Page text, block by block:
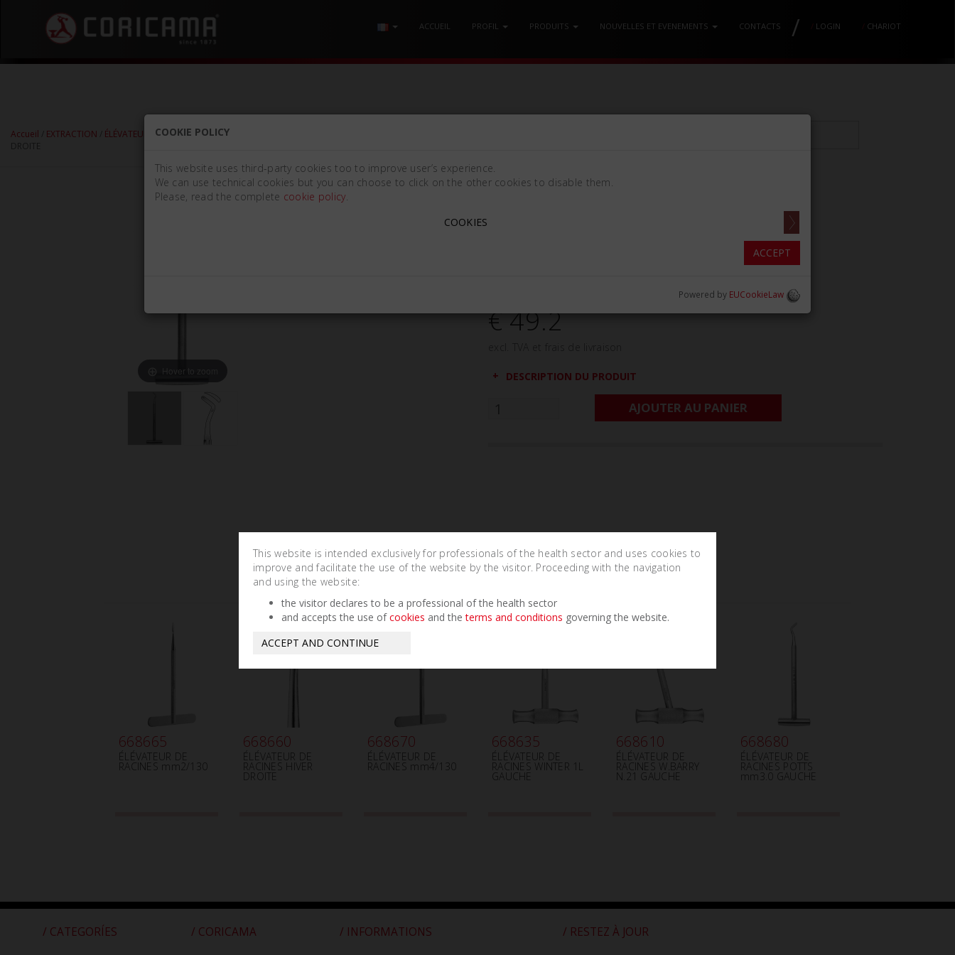
ACCUEIL PROFIL PRODUITS NOUVELLES ET EVENEMENTS CONTACTS / / LOGIN CHARIOT
Accueil EXTRACTION ÉLÉVATEURS DE RACINES/ÉLÉVATEURS DE RACINES - MANCHE CROSS-BAR
Hover to zoom
€ 49.2
DESCRIPTION DU PRODUIT
AJOUTER AU PANIER
668665
ÉLÉVATEUR DE
RACINES mm2/130
668660
ÉLÉVATEUR DE
RACINES HIVER
DROITE
668670
ÉLÉVATEUR DE
RACINES mm4/130
668635
ÉLÉVATEUR DE
RACINES WINTER 1L
GAUCHE
668610
ÉLÉVATEUR DE
RACINES W.BARRY
N.21 GAUCHE
668680
ÉLÉVATEUR DE
RACINES POTTS
mm3.0 GAUCHE
/ CATEGORÍES / CORICAMA / INFORMATIONS / RESTEZ À JOUR
This website is intended exclusively for professionals of the health sector and uses cookies to
improve and facilitate the use of the website by the visitor. Proceeding with the navigation
and using the website:
the visitor declares to be a professional of the health sector
and accepts the use ofcookies and theterms and conditions governing the website.
ACCEPT AND CONTINUE
COOKIE POLICY
This website uses third-party cookies too to improve user’s experience.
We can use technical cookies but you can choose to click on the other cookies to disable them.
Please, read the complete cookie policy.
COOKIES
ACCEPT
Powered by EUCookieLaw